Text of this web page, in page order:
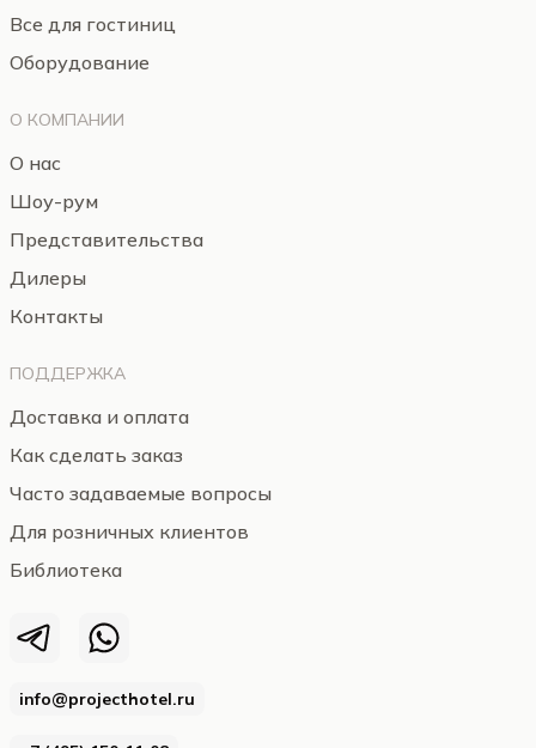
info@projecthotel.ru
Все для гостиниц
Оборудование
О КОМПАНИИ
О нас
Шоу-рум
Представительства
Дилеры
Контакты
ПОДДЕРЖКА
Доставка и оплата
Как сделать заказ
Часто задаваемые вопросы
Для розничных клиентов
Библиотека